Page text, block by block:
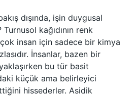
dışında, işin duygusal
kağıdının renk
insan için sadece bir kimya
İnsanlar, bazen bir
bu tür basit
küçük ama belirleyici
hissederler. Asidik